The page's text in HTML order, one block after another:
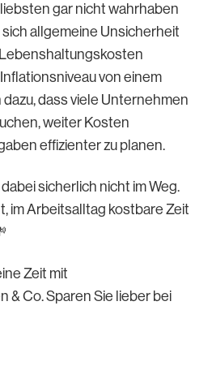
gar nicht wahrhaben
allgemeine Unsicherheit
von einem
dass viele Unternehmen
weiter Kosten
effizienter zu planen.
sicherlich nicht im Weg.
im Arbeitsalltag kostbare Zeit
Zeit mit
& Co. Sparen Sie lieber bei